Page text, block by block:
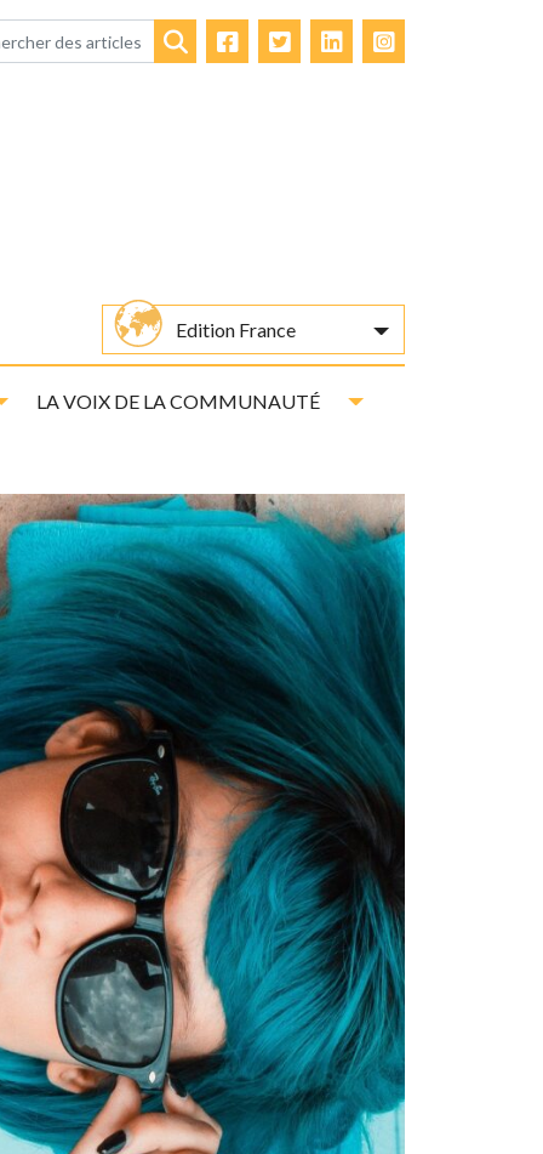
Dropdown
LA VOIX DE LA COMMUNAUTÉ Toggle Dropdown
FacebookTwitterLinkedIn
Edition France